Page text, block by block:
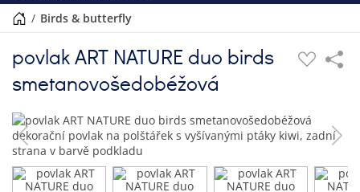
/ birds & butterfly
povlak ART NATURE duo birds
smetanovošedobéžová